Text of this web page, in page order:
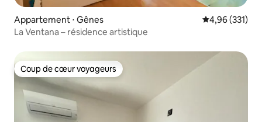
Appartement ⋅ Gênes Évaluation
4,96 (331)
La Ventana – résidence artistique
Coup de cœur voyageurs
Coup de cœur voyageurs